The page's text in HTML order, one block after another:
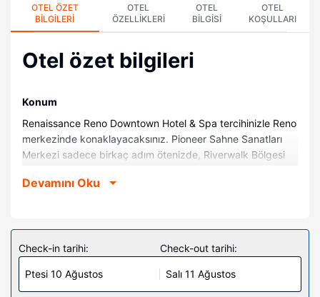
OTEL ÖZET
BILGILERI
OTEL
ÖZELLIKLERI
OTEL
BILGISI
OTEL
KOŞULLARI
Otel özet bilgileri
Konum
Renaissance Reno Downtown Hotel & Spa tercihinizle Reno
merkezinde konaklayacaksınız. Pioneer Sahne Sanatları
Merkezi sadece birkaç adım ötenizde, Riverwalk Bölgesi
Greater Nevada Field ile 0,5 km (0,3 mi) ve Nat’l Bowling
186 odada buzdolabı ve Akıllı televizyonlar mevcuttur.
Misafirlerimize ücretli kablosuz internet sunulmaktadır.
Misafirlerimizin iyi vakit geçirebilmesi için kablolu TV
kanalları vardır. Banyolarda ücretsiz banyo/kozmetik
Devamını Oku
Check-in tarihi:
Ptesi 10 Ağustos
Check-out tarihi:
Salı 11 Ağustos